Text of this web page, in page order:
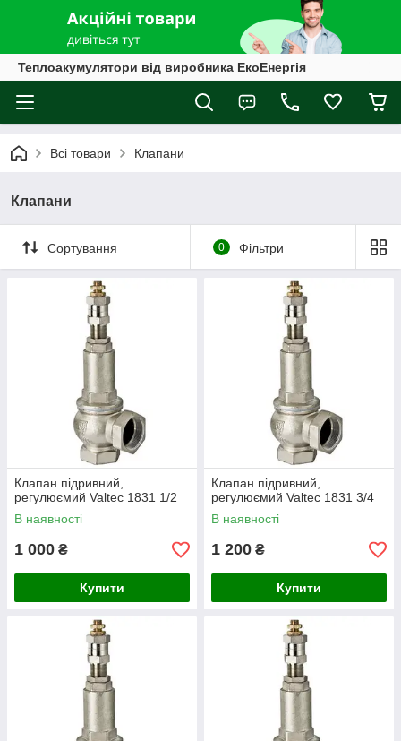
Теплоакумулятори від виробника ЕкоЕнергія
Всі товари Клапани
Клапани
Сортування 0 Фільтри
Клапан підривний,
регулюємий Valtec 1831 1/2
В наявності
1 000 ₴
Купити
Клапан підривний,
регулюємий Valtec 1831 3/4
В наявності
1 200 ₴
Купити